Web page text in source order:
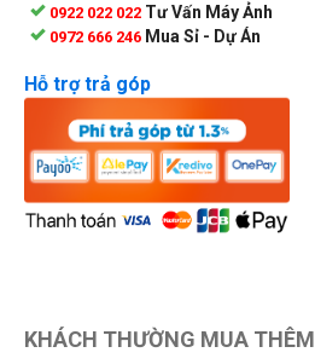
0922 022 022 Tư Vấn Máy Ảnh
0972 666 246 Mua Sỉ - Dự Án
Hỗ trợ trả góp
KHÁCH THƯỜNG MUA THÊM